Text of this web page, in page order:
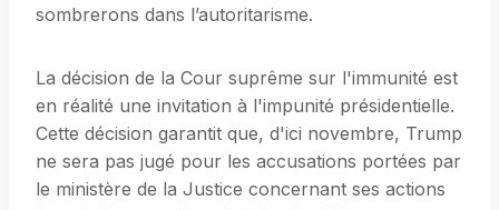
sombrerons dans l’autoritarisme.
La décision de la Cour suprême sur l'immunité est
en réalité une invitation à l'impunité présidentielle.
Cette décision garantit que, d'ici novembre, Trump
ne sera pas jugé pour les accusations portées par
le ministère de la Justice concernant ses actions